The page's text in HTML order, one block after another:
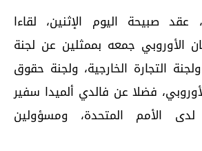
عقد صبيحة اليوم الإثنين، لقاءا
الأوروبي جمعه بممثلين عن لجنة
التجارة الخارجية، ولجنة حقوق
فضلا عن فالدي ألميدا سفير
لدى الأمم المتحدة، ومسؤولين